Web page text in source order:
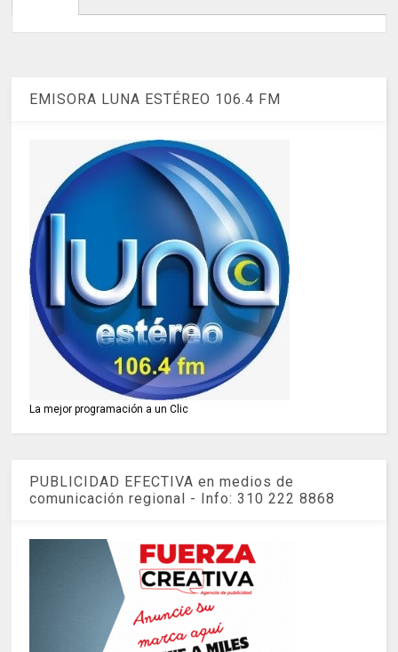
EMISORA LUNA ESTÉREO 106.4 FM
La mejor programación a un Clic
PUBLICIDAD EFECTIVA en medios de
comunicación regional - Info: 310 222 8868